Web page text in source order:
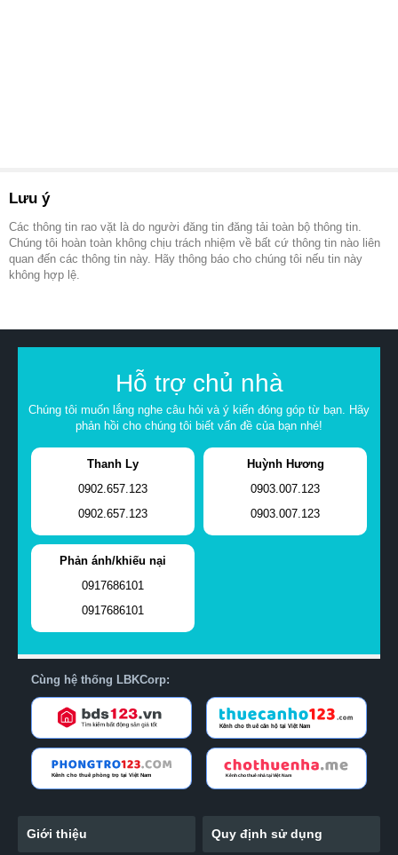
Lưu ý
Các thông tin rao vặt là do người đăng tin đăng tải toàn bộ thông tin.
Chúng tôi hoàn toàn không chịu trách nhiệm về bất cứ thông tin nào liên
quan đến các thông tin này. Hãy thông báo cho chúng tôi nếu tin này
không hợp lệ.
Hỗ trợ chủ nhà
Chúng tôi muốn lắng nghe câu hỏi và ý kiến đóng góp từ bạn. Hãy
phản hồi cho chúng tôi biết vấn đề của bạn nhé!
Thanh Ly
0902.657.123
0902.657.123
Huỳnh Hương
0903.007.123
0903.007.123
Phản ánh/khiếu nại
0917686101
0917686101
Cùng hệ thống LBKCorp:
Giới thiệu Quy định sử dụng